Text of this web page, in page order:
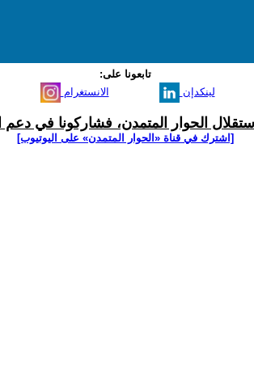
تابعونا على:
الانستغرام لينكدإن
الحوار المتمدن، فشاركونا في دعم
[اشترك في قناة ‫«الحوار المتمدن» على اليوتيوب]